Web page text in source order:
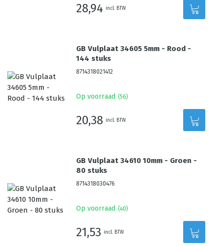
28,94 incl. BTW
GB Vulplaat 34605 5mm - Rood -
144 stuks
8714318021412
Op voorraad (56)
20,38 incl. BTW
GB Vulplaat 34610 10mm - Groen -
80 stuks
8714318030476
Op voorraad (40)
21,53 incl. BTW